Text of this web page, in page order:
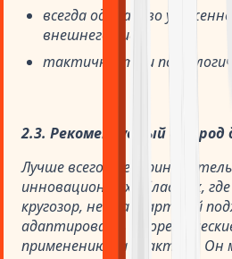
всегда одинаково
внешнего вида;
тактичности и
2.3. Рекомендуемый ему род
Лучше всего
инновационных областях,
кругозор, нестандартный
адаптировать
применению на практике.